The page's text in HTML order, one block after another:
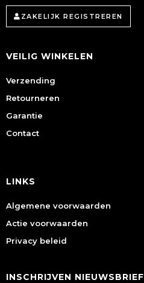
ZAKELIJK REGISTREREN
VEILIG WINKELEN
Verzending
Retourneren
Garantie
Contact
LINKS
Algemene voorwaarden
Actie voorwaarden
Privacy beleid
INSCHRIJVEN NIEUWSBRIEF